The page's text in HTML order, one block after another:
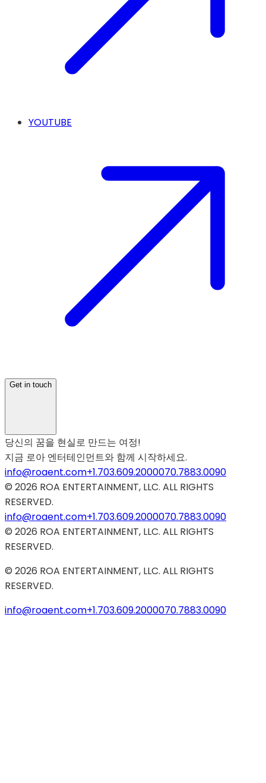
YOUTUBE
Get in touch
당신의 꿈을 현실로 만드는 여정!
지금 로아 엔터테인먼트와 함께 시작하세요.
info@roaent.com+1.703.609.2000070.7883.0090
© 2026 ROA ENTERTAINMENT, LLC. ALL RIGHTS
RESERVED.
info@roaent.com+1.703.609.2000070.7883.0090
© 2026 ROA ENTERTAINMENT, LLC. ALL RIGHTS
RESERVED.
© 2026 ROA ENTERTAINMENT, LLC. ALL RIGHTS
RESERVED.
info@roaent.com+1.703.609.2000070.7883.0090